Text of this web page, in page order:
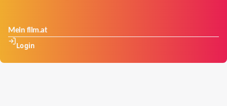
Mein film.at
Login